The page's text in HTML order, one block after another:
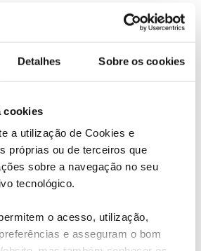
Detalhes Sobre os cookies
cookies
a utilização de Cookies e
próprias ou de terceiros que
sobre a navegação no seu
tecnológico.
o acesso, utilização,
e asseguram o bom
122 mm em comprimento,
mm em altura
, com um entre-
28 mm, o que se traduz em
o método de medição.
o modelo estreia-se
motores mild-hybrid (48 V),
versões1.5 eTSI com 85 kW
híbridas completas e
(4MOTION),
o motor 2.0 TSI mild-hybrid . A